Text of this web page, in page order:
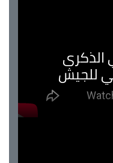
الذكرى
للجيش